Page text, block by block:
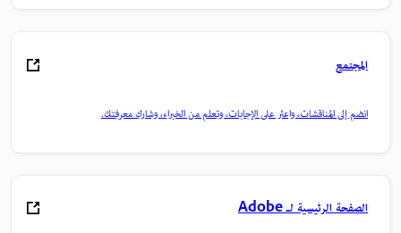
المجتمع
انضم إلى المناقشات، واعثر على الإجابات، وتعلم من الخبراء، وشارك معرفتك.
الصفحة الرئيسية لـ Adobe